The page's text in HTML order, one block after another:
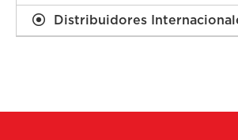
Distribuidores